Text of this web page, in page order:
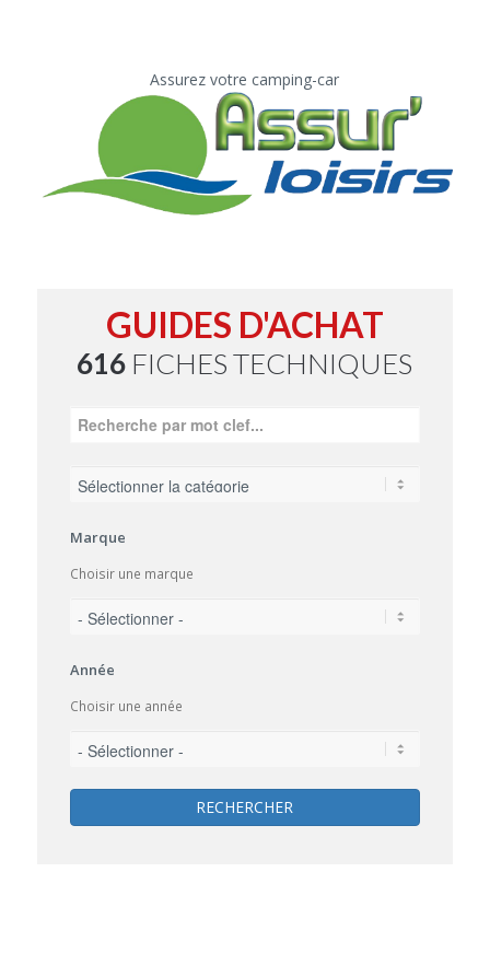
Assurez votre camping-car
GUIDES D'ACHAT
616 FICHES TECHNIQUES
Marque
Choisir une marque
Année
Choisir une année
RECHERCHER